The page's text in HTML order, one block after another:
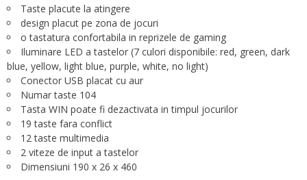
Taste placute la atingere
design placut pe zona de jocuri
o tastatura confortabila in reprizele de gaming
Iluminare LED a tastelor (7 culori disponibile: red, green, dark
blue, yellow, light blue, purple, white, no light)
Conector USB placat cu aur
Numar taste 104
Tasta WIN poate fi dezactivata in timpul jocurilor
19 taste fara conflict
12 taste multimedia
2 viteze de input a tastelor
Dimensiuni 190 x 26 x 460